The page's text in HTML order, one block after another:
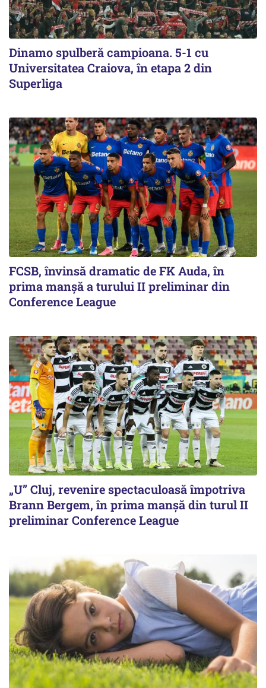
Dinamo spulberă campioana. 5-1 cu
Universitatea Craiova, în etapa 2 din
Superliga
FCSB, învinsă dramatic de FK Auda, în
prima manșă a turului II preliminar din
Conference League
„U” Cluj, revenire spectaculoasă împotriva
Brann Bergem, în prima manșă din turul II
preliminar Conference League